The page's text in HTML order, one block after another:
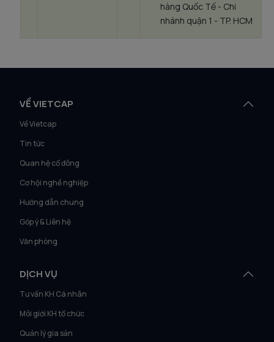
hàng Quốc Tế - Chi
nhánh quận 1 - TP. HCM
VỀ VIETCAP
Về Vietcap
Tin tức
Quan hệ cổ đông
Cơ hội nghề nghiệp
Hướng dẫn chung
Góp ý & Liên hệ
Văn phòng
DỊCH VỤ
Tư vấn KH Cá nhân
Môi giới KH tổ chức
Quản lý gia sản